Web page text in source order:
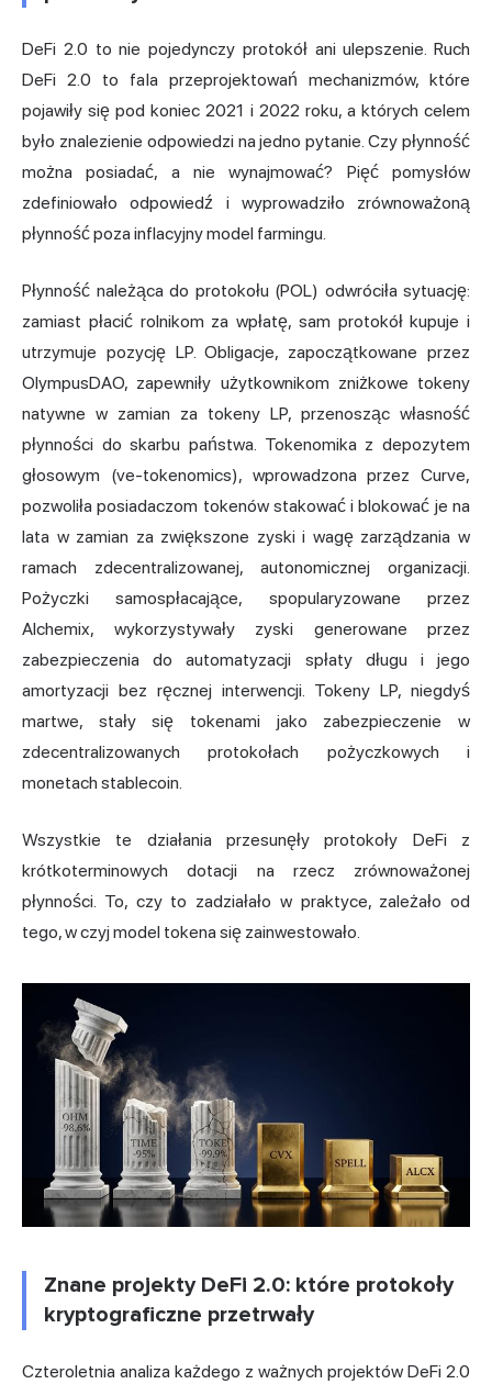
DeFi 2.0 to nie pojedynczy protokół ani ulepszenie. Ruch
DeFi 2.0 to fala przeprojektowań mechanizmów, które
pojawiły się pod koniec 2021 i 2022 roku, a których celem
było znalezienie odpowiedzi na jedno pytanie. Czy płynność
można posiadać, a nie wynajmować? Pięć pomysłów
zdefiniowało odpowiedź i wyprowadziło zrównoważoną
płynność poza inflacyjny model farmingu.
Płynność należąca do protokołu (POL) odwróciła sytuację:
zamiast płacić rolnikom za wpłatę, sam protokół kupuje i
utrzymuje pozycję LP. Obligacje, zapoczątkowane przez
OlympusDAO, zapewniły użytkownikom zniżkowe tokeny
natywne w zamian za tokeny LP, przenosząc własność
płynności do skarbu państwa. Tokenomika z depozytem
głosowym (ve-tokenomics), wprowadzona przez Curve,
pozwoliła posiadaczom tokenów stakować i blokować je na
lata w zamian za zwiększone zyski i wagę zarządzania w
ramach zdecentralizowanej, autonomicznej organizacji.
Pożyczki samospłacające, spopularyzowane przez
Alchemix, wykorzystywały zyski generowane przez
zabezpieczenia do automatyzacji spłaty długu i jego
amortyzacji bez ręcznej interwencji. Tokeny LP, niegdyś
martwe, stały się tokenami jako zabezpieczenie w
zdecentralizowanych protokołach pożyczkowych i
monetach stablecoin.
Wszystkie te działania przesunęły protokoły DeFi z
krótkoterminowych dotacji na rzecz zrównoważonej
płynności. To, czy to zadziałało w praktyce, zależało od
tego, w czyj model tokena się zainwestowało.
Znane projekty DeFi 2.0: które protokoły
kryptograficzne przetrwały
Czteroletnia analiza każdego z ważnych projektów DeFi 2.0